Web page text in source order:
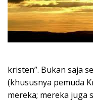
kristen”. Bukan saja
(khususnya pemuda
mereka; mereka juga